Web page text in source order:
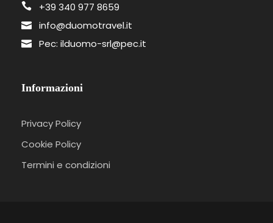
+39 340 977 8659
info@duomotravel.it
Pec: ilduomo-srl@pec.it
Informazioni
Privacy Policy
Cookie Policy
Termini e condizioni